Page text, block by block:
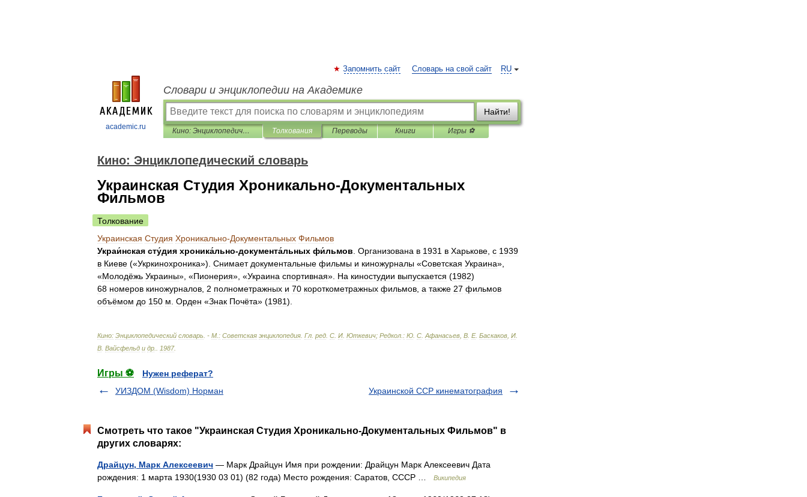
academic.ru
RU
Запомнить сайт Словарь на свой сайт
Словари и энциклопедии на Академике
Найти!
Кино: Энциклопедический словарь Толкования Переводы Книги Игры ⚽
Кино: Энциклопедический словарь
Украинская Студия Хроникально-Документальных
Фильмов
Толкование
Украинская Студия Хроникально-Документальных Фильмов
Украи́нская сту́дия хроника́льно-документа́льных фи́льмов Организована в 1931 в Харькове с 1939
в Киеве («Укркинохроника»). Снимает документальные фильмы и киножурналы «Советская Украина»,
«Молодёжь Украины», «Пионерия», «Украина спортивная». На киностудии выпускается (1982)
68 номеров киножурналов 2 полнометражных и 70 короткометражных фильмов а также 27 фильмов
объёмом до 150 м Орден «Знак Почёта» (1981).
Кино: Энциклопедический словарь . - М : Советская энциклопедия Гл ред С И Юткевич; Редкол : Ю С Афанасьев В Е. Баскаков И
В Вайсфельд и др 1987.
Игры ⚽
Нужен реферат?
УИЗДОМ (Wisdom) Норман
Украинской ССР кинематография
Смотреть что такое "Украинская Студия Хроникально-Документальных Фильмов" в
других словарях:
Драйцун, Марк Алексеевич — Марк Драйцун Имя при рождении: Драйцун Марк Алексеевич Дата
рождения: 1 марта 1930(1930 03 01) (82 года) Место рождения: Саратов, СССР …
Википедия